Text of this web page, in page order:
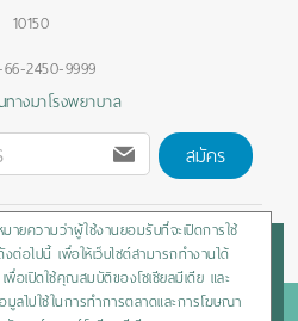
10150
2450-9999
ทางมาโรงพยาบาล
สมัคร
Policy/Sitemap/สิทธิผู้ป่วย
Hospital. All rights reserved
ความว่าผู้ใช้งานยอมรับที่จะเปิดการใช้
อไปนี้ เพื่อให้เว็บไซต์สามารถทำงานได้
อเปิดใช้คุณสมบัติของโซเชียลมีเดีย และ
มูลไปใช้ในการทำการตลาดและการโฆษณา